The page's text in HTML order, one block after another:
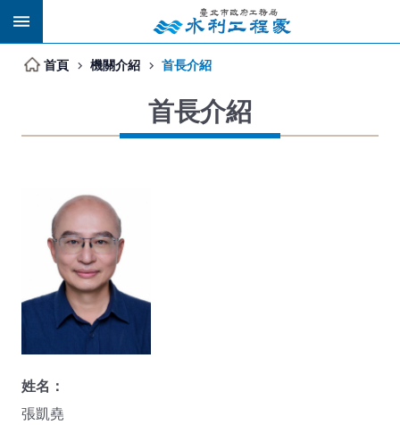
跳到主要內容區塊
首頁 機關介紹 首長介紹
首長介紹
姓名：
張凱堯